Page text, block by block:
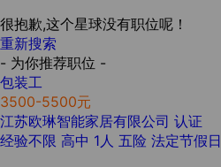
很抱歉,这个星球没有职位呢！
重新搜索
- 为你推荐职位 -
包装工
3500-5500元
江苏欧琳智能家居有限公司 认证
经验不限 高中 1人 五险 法定节假日